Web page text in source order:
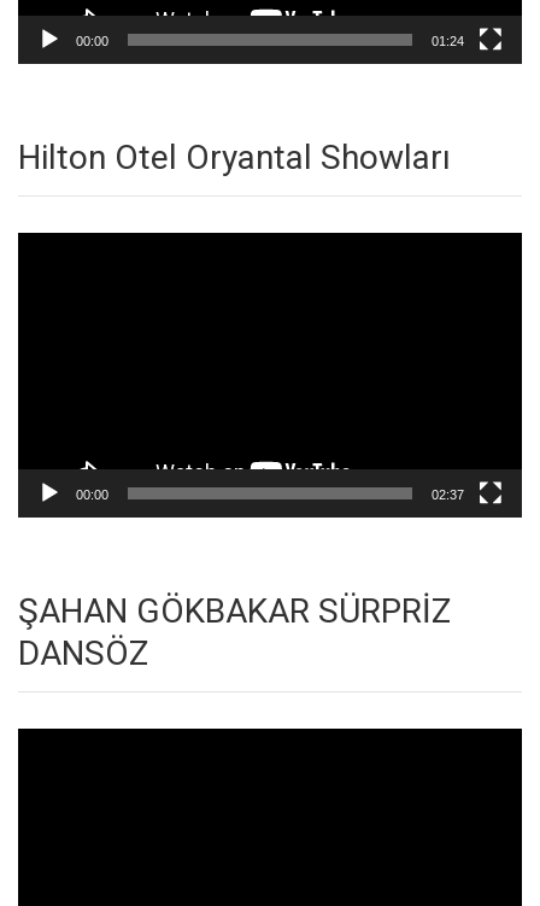
00:00 01:24
Hilton Otel Oryantal Showları
00:00 02:37
ŞAHAN GÖKBAKAR SÜRPRİZ
DANSÖZ